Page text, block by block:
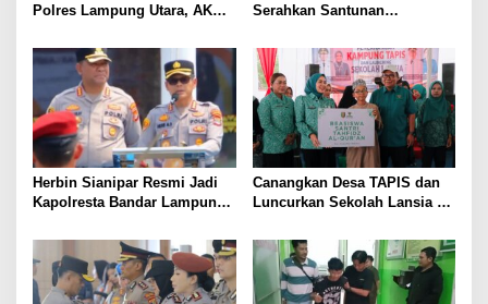
Polres Lampung Utara, AKBP
Pedang Pora
Serahkan Santunan
Korban Kebakaran
Herbin Sianipar Resmi Jadi
Kapolresta Bandar Lampung,
Prioritas
Canangkan Desa TAPIS dan
Luncurkan Sekolah Lansia di
TP PKK Lampung Dorong
Pembangunan SDM Dimulai
dari Desa